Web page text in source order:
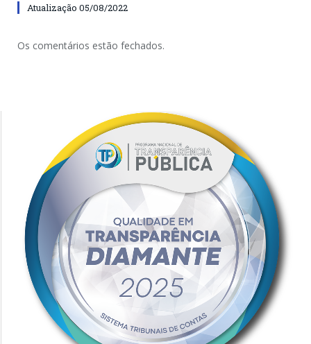
Atualização 05/08/2022
Os comentários estão fechados.